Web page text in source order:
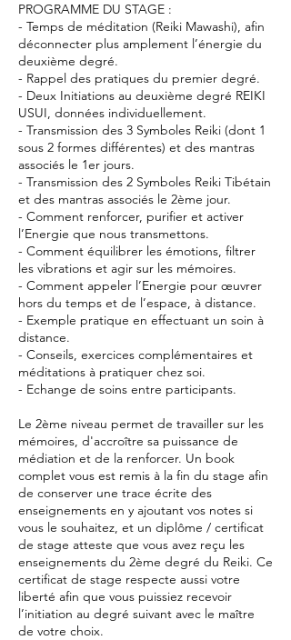
PROGRAMME DU STAGE :
- Temps de méditation (Reiki Mawashi), afin
déconnecter plus amplement l’énergie du
deuxième degré.
- Rappel des pratiques du premier degré.
- Deux Initiations au deuxième degré REIKI
USUI, données individuellement.
- Transmission des 3 Symboles Reiki (dont 1
sous 2 formes différentes) et des mantras
associés le 1er jours.
- Transmission des 2 Symboles Reiki Tibétain
et des mantras associés le 2ème jour.
- Comment renforcer, purifier et activer
l’Energie que nous transmettons.
- Comment équilibrer les émotions, filtrer
les vibrations et agir sur les mémoires.
- Comment appeler l’Energie pour œuvrer
hors du temps et de l’espace, à distance.
- Exemple pratique en effectuant un soin à
distance.
- Conseils, exercices complémentaires et
méditations à pratiquer chez soi.
- Echange de soins entre participants.
Le 2ème niveau permet de travailler sur les
mémoires, d'accroître sa puissance de
médiation et de la renforcer. Un book
complet vous est remis à la fin du stage afin
de conserver une trace écrite des
enseignements en y ajoutant vos notes si
vous le souhaitez, et un diplôme / certificat
de stage atteste que vous avez reçu les
enseignements du 2ème degré du Reiki. Ce
certificat de stage respecte aussi votre
liberté afin que vous puissiez recevoir
l’initiation au degré suivant avec le maître
de votre choix.